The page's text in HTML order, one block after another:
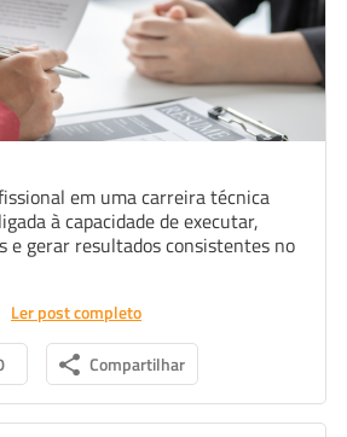
em uma carreira técnica
à capacidade de executar,
e gerar resultados consistentes no
Ler post completo
Compartilhar